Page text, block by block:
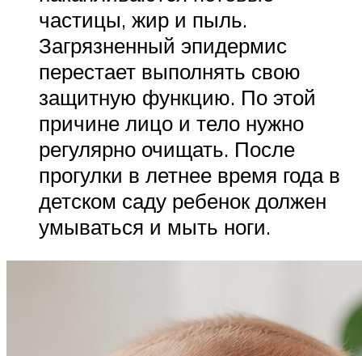
частицы, жир и пыль.
Загрязненный эпидермис
перестает выполнять свою
защитную функцию. По этой
причине лицо и тело нужно
регулярно очищать. После
прогулки в летнее время года в
детском саду ребенок должен
умываться и мыть ноги.